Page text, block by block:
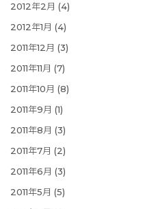
2012年2月 (4)
2012年1月 (4)
2011年12月 (3)
2011年11月 (7)
2011年10月 (8)
2011年9月 (1)
2011年8月 (3)
2011年7月 (2)
2011年6月 (3)
2011年5月 (5)